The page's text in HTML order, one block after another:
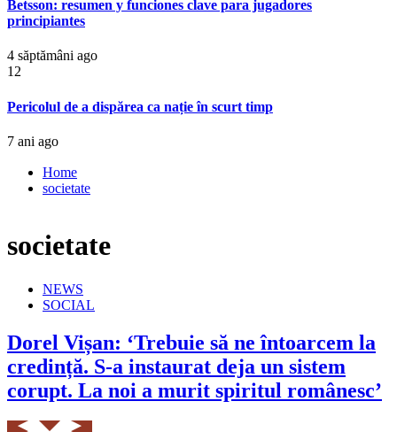
Betsson: resumen y funciones clave para jugadores
principiantes
4 săptămâni ago
12
Pericolul de a dispărea ca nație în scurt timp
7 ani ago
Home
societate
societate
NEWS
SOCIAL
Dorel Vișan: ‘Trebuie să ne întoarcem la
credință. S-a instaurat deja un sistem
corupt. La noi a murit spiritul românesc’